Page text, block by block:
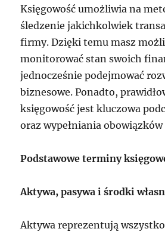
Księgowość umożliwia na
śledzenie jakichkolwiek
firmy. Dzięki temu masz
monitorować stan swoich
jednocześnie podejmować
biznesowe. Ponadto,
księgowość jest kluczowa
oraz wypełniania
Podstawowe terminy
Aktywa, pasywa i środki
Aktywa reprezentują